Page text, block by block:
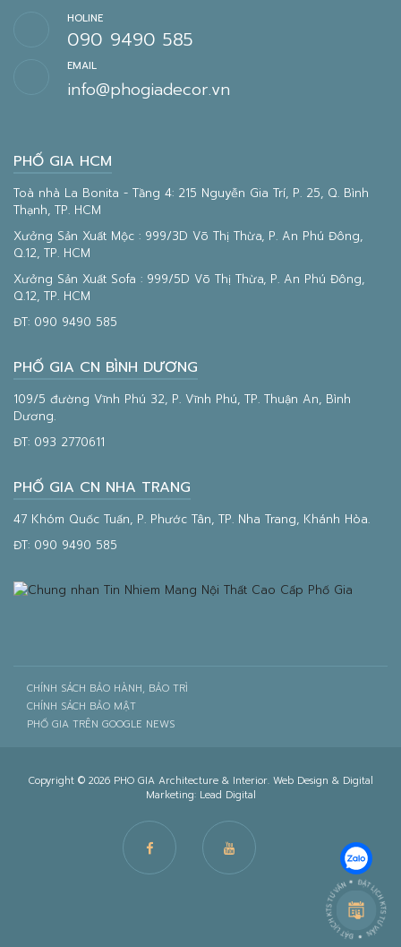
HOLINE
090 9490 585
EMAIL
info@phogiadecor.vn
PHỐ GIA HCM
Toà nhà La Bonita - Tầng 4: 215 Nguyễn Gia Trí, P. 25, Q. Bình
Thạnh, TP. HCM
Xưởng Sản Xuất Mộc : 999/3D Võ Thị Thừa, P. An Phú Đông,
Q.12, TP. HCM
Xưởng Sản Xuất Sofa : 999/5D Võ Thị Thừa, P. An Phú Đông,
Q.12, TP. HCM
ĐT: 090 9490 585
PHỐ GIA CN BÌNH DƯƠNG
109/5 đường Vĩnh Phú 32, P. Vĩnh Phú, TP. Thuận An, Bình
Dương.
ĐT: 093 2770611
PHỐ GIA CN NHA TRANG
47 Khóm Quốc Tuấn, P. Phước Tân, TP. Nha Trang, Khánh Hòa.
ĐT: 090 9490 585
CHÍNH SÁCH BẢO HÀNH, BẢO TRÌ
CHÍNH SÁCH BẢO MẬT
PHỐ GIA TRÊN GOOGLE NEWS
Copyright © 2026 PHO GIA Architecture & Interior. Web Design & Digital
Marketing: Lead Digital